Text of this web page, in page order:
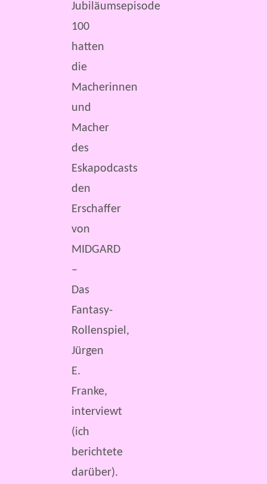
Jubiläumsepisode
100
hatten
die
Macherinnen
und
Macher
des
Eskapodcasts
den
Erschaffer
von
MIDGARD
–
Das
Fantasy-
Rollenspiel,
Jürgen
E.
Franke,
interviewt
(ich
berichtete
darüber).